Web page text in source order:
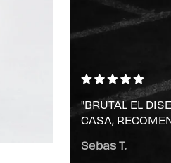
"BRUTAL EL
CASA,
Sebas T.